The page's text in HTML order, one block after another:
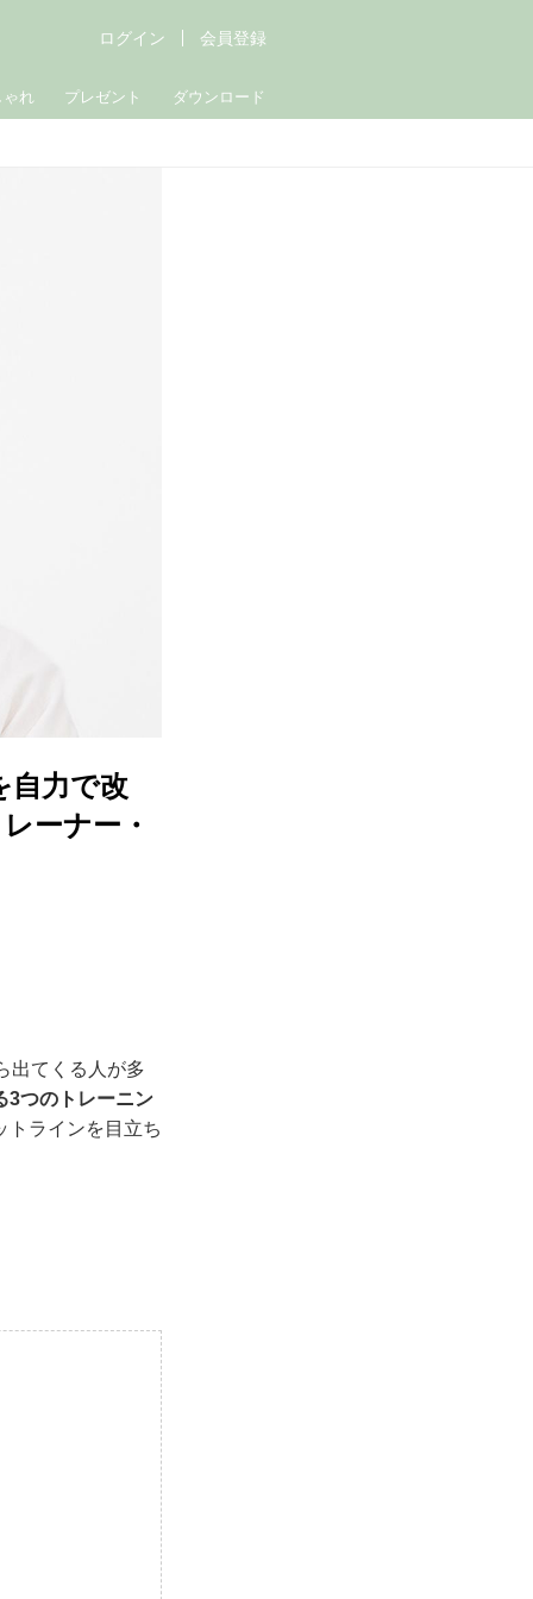
ゃれ プレゼント ダウンロード
ログイン 会員登録
自力で改
ーナー・
出てくる人が多
3つのトレーニン
トラインを目立ち